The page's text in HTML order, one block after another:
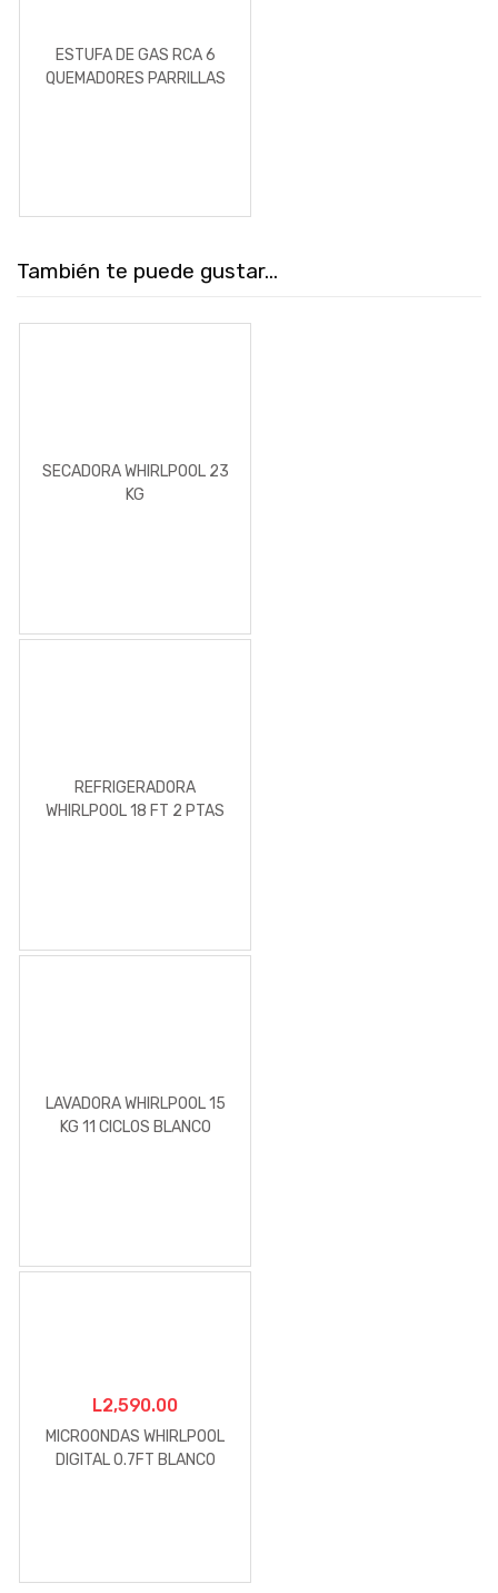
ESTUFA DE GAS RCA 6
QUEMADORES PARRILLAS
También te puede gustar...
SECADORA WHIRLPOOL 23
KG
REFRIGERADORA
WHIRLPOOL 18 FT 2 PTAS
LAVADORA WHIRLPOOL 15
KG 11 CICLOS BLANCO
L2,590.00
MICROONDAS WHIRLPOOL
DIGITAL 0.7FT BLANCO